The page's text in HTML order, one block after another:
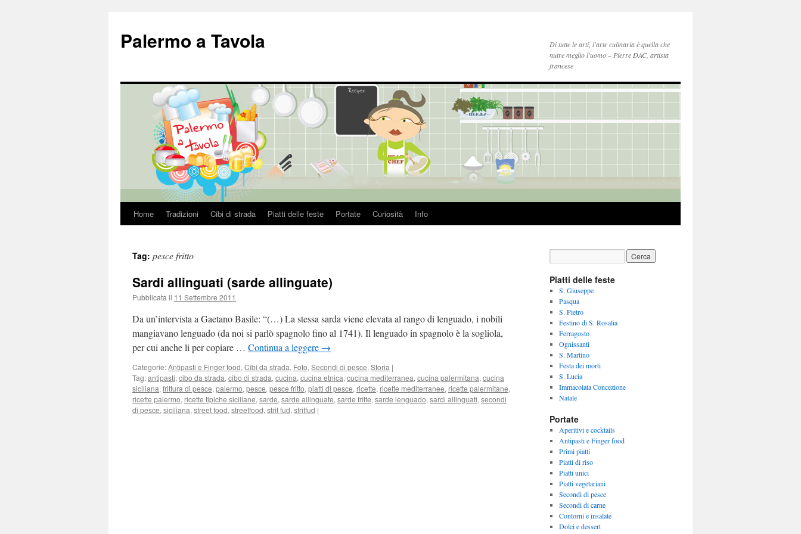
Palermo a Tavola
Di tutte le arti, l'arte culinaria è quella che
nutre meglio l'uomo – Pierre DAC, artista
francese
Vai
contenuto
Home Tradizioni Cibi di strada Piatti delle feste Portate Curiosità Info
Tag: pesce fritto
Sardi allinguati (sarde allinguate)
Pubblicata il 11 Settembre 2011
Da un’intervista a Gaetano Basile: “(…) La stessa sarda viene elevata al rango di lenguado, i nobili
mangiavano lenguado (da noi si parlò spagnolo fino al 1741). Il lenguado in spagnolo è la sogliola,
per cui anche li per copiare … Continua a leggere →
Categorie:Antipasti e Finger food, Cibi da strada, Foto, Secondi di pesce, Storia |
Tag:antipasti, cibo da strada, cibo di strada, cucina, cucina etnica, cucina mediterranea, cucina palermitana, cucina
siciliana, frittura di pesce, palermo, pesce, pesce fritto, piatti di pesce, ricette, ricette mediterranee, ricette palermitane,
ricette palermo, ricette tipiche siciliane, sarde, sarde allinguate, sarde fritte, sarde lenguado, sardi allinguati, secondi
di pesce, siciliana, street food, streetfood, strit fud, stritfud |
Piatti delle feste
S. Giuseppe
Pasqua
S. Pietro
Festino di S. Rosalia
Ferragosto
Ognissanti
S. Martino
Festa dei morti
S. Lucia
Immacolata Concezione
Natale
Portate
Aperitivi e cocktails
Antipasti e Finger food
Primi piatti
Piatti di riso
Piatti unici
Piatti vegetariani
Secondi di pesce
Secondi di carne
Contorni e insalate
Dolci e dessert